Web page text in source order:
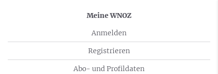
Meine WNOZ
Anmelden
Registrieren
Abo- und Profildaten